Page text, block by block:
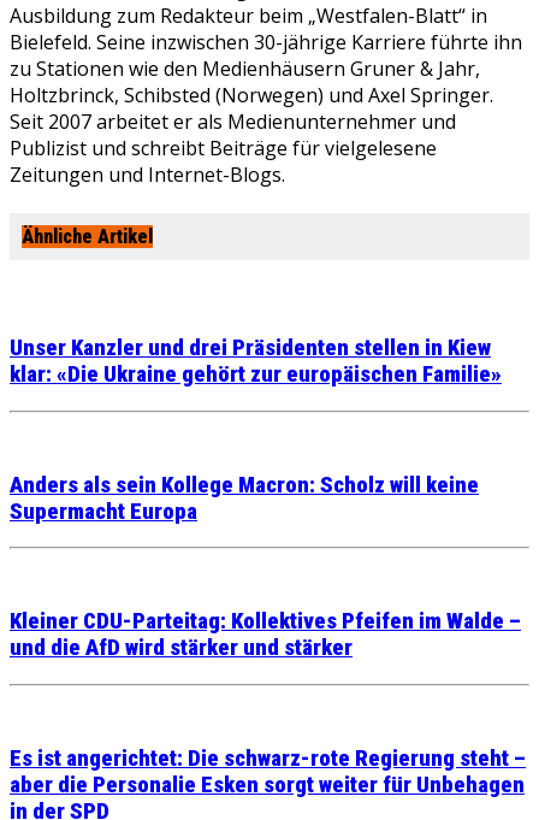
Ausbildung zum Redakteur beim „Westfalen-Blatt“ in
Bielefeld. Seine inzwischen 30-jährige Karriere führte ihn
zu Stationen wie den Medienhäusern Gruner & Jahr,
Holtzbrinck, Schibsted (Norwegen) und Axel Springer.
Seit 2007 arbeitet er als Medienunternehmer und
Publizist und schreibt Beiträge für vielgelesene
Zeitungen und Internet-Blogs.
Ähnliche Artikel
Unser Kanzler und drei Präsidenten stellen in Kiew
klar: «Die Ukraine gehört zur europäischen Familie»
Anders als sein Kollege Macron: Scholz will keine
Supermacht Europa
Kleiner CDU-Parteitag: Kollektives Pfeifen im Walde –
und die AfD wird stärker und stärker
Es ist angerichtet: Die schwarz-rote Regierung steht –
aber die Personalie Esken sorgt weiter für Unbehagen
in der SPD